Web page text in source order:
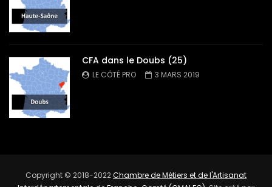
CFA dans le Doubs (25)
LE CÔTÉ PRO 3 MARS 2019
Copyright © 2018-2022Chambre de Métiers et de l'Artisanat